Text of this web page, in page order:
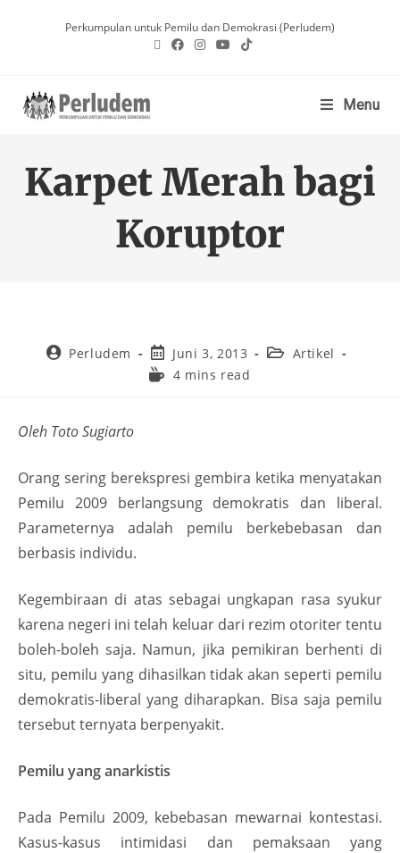
Perkumpulan untuk Pemilu dan Demokrasi (Perludem)
Menu
Karpet Merah bagi
Koruptor
Perludem Juni 3, 2013
Artikel
4 mins read
Oleh Toto Sugiarto
Orang sering berekspresi gembira ketika menyatakan
Pemilu 2009 berlangsung demokratis dan liberal.
Parameternya adalah pemilu berkebebasan dan
berbasis individu.
Kegembiraan di atas sebagai ungkapan rasa syukur
karena negeri ini telah keluar dari rezim otoriter tentu
boleh-boleh saja. Namun, jika pemikiran berhenti di
situ, pemilu yang dihasilkan tidak akan seperti pemilu
demokratis-liberal yang diharapkan. Bisa saja pemilu
tersebut ternyata berpenyakit.
Pemilu yang anarkistis
Pada Pemilu 2009, kebebasan mewarnai kontestasi.
Kasus-kasus intimidasi dan pemaksaan yang